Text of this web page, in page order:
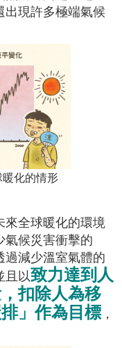
出現許多極端氣候
化的情形
來全球暖化的環境
氣候災害衝擊的
過減少溫室氣體的
且以致力達到人
扣除人為移
」作為目標 ，